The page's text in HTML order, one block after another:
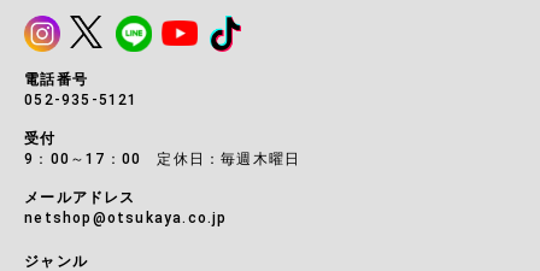
電話番号
052-935-5121
受付
9：00～17：00 定休日：毎週木曜日
メールアドレス
netshop@otsukaya.co.jp
ジャンル